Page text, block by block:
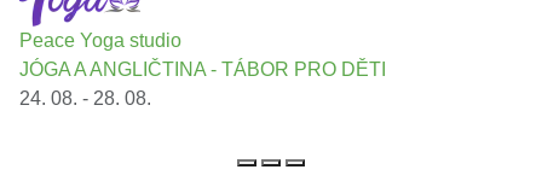
Peace Yoga studio
JÓGA A ANGLIČTINA - TÁBOR PRO DĚTI
24. 08. - 28. 08.